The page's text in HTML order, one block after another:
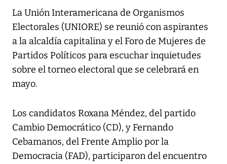
La Unión Interamericana de Organismos
Electorales (UNIORE) se reunió con aspirantes
a la alcaldía capitalina y el Foro de Mujeres de
Partidos Políticos para escuchar inquietudes
sobre el torneo electoral que se celebrará en
mayo.
Los candidatos Roxana Méndez, del partido
Cambio Democrático (CD), y Fernando
Cebamanos, del Frente Amplio por la
Democracia (FAD), participaron del encuentro